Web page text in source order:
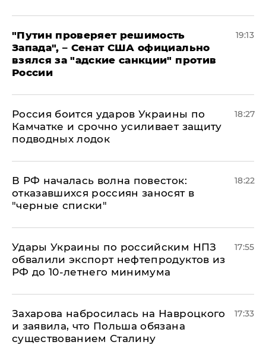
"Путин проверяет решимость
Запада", – Сенат США официально
взялся за "адские санкции" против
России
19:13
Россия боится ударов Украины по
Камчатке и срочно усиливает защиту
подводных лодок
18:27
​В РФ началась волна повесток:
отказавшихся россиян заносят в
"черные списки"
18:22
Удары Украины по российским НПЗ
обвалили экспорт нефтепродуктов из
РФ до 10-летнего минимума
17:55
​Захарова набросилась на Навроцкого
и заявила, что Польша обязана
существованием Сталину
17:33